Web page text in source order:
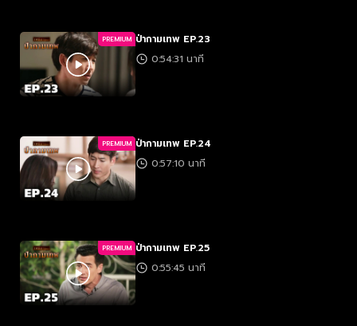
PREMIUM ป่ากามเทพ EP.23
0:54:31 นาที
PREMIUM ป่ากามเทพ EP.24
0:57:10 นาที
PREMIUM ป่ากามเทพ EP.25
0:55:45 นาที